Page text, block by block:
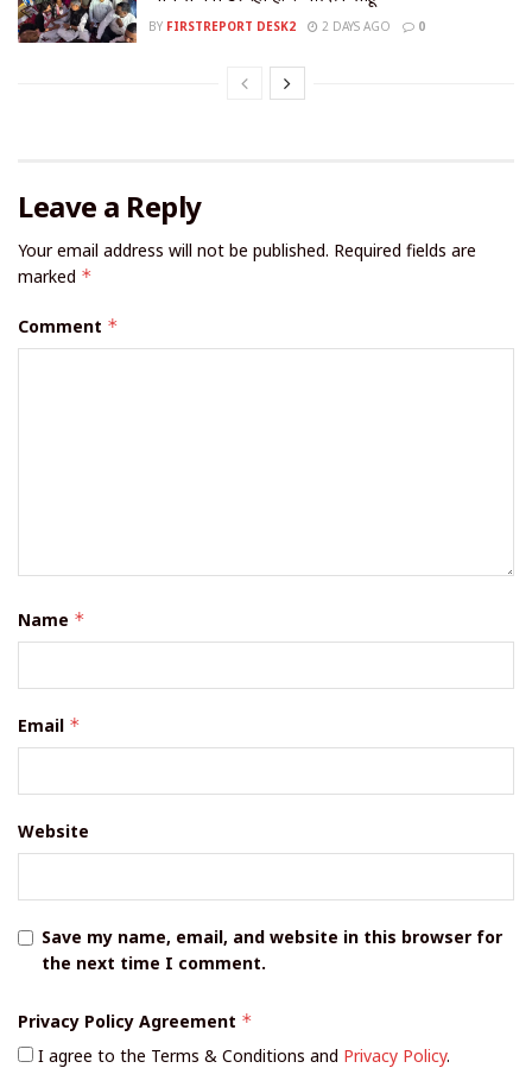
BY FIRSTREPORT DESK2 2 DAYS AGO 0
Leave a Reply
Your email address will not be published. Required fields are
marked *
Comment *
Name *
Email *
Website
Save my name, email, and website in this browser for
the next time I comment.
Privacy Policy Agreement *
I agree to the Terms & Conditions and Privacy Policy.